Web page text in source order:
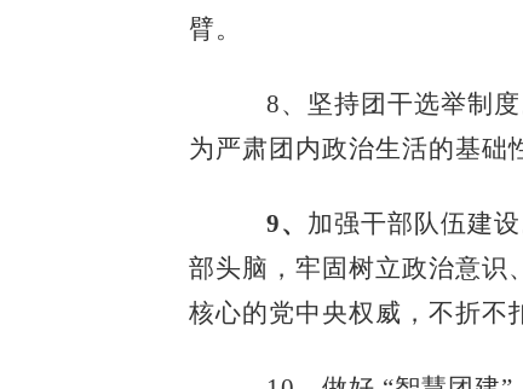
臂。
8、坚持团干选举制
为严肃团内政治生活的基础
9、 加强干部队伍建设
部头脑，牢固树立政治意识
核心的党中央权威，不折不